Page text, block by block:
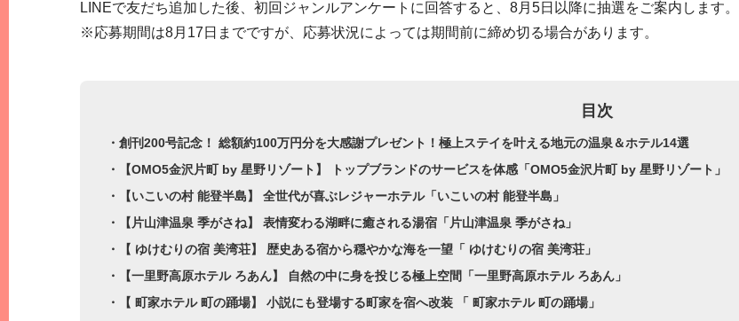
LINEで友だち追加した後、初回ジャンルアンケートに回答すると、8月5日以降に抽選をご案内します。
※応募期間は8月17日までですが、応募状況によっては期間前に締め切る場合があります。
目次
・創刊200号記念！ 総額約100万円分を大感謝プレゼント！極上ステイを叶える地元の温泉＆ホテル14選
・【OMO5金沢片町 by 星野リゾート】 トップブランドのサービスを体感「OMO5金沢片町 by 星野リゾート」
・【いこいの村 能登半島】 全世代が喜ぶレジャーホテル「いこいの村 能登半島」
・【片山津温泉 季がさね】 表情変わる湖畔に癒される湯宿「片山津温泉 季がさね」
・【 ゆけむりの宿 美湾荘】 歴史ある宿から穏やかな海を一望「 ゆけむりの宿 美湾荘」
・【一里野高原ホテル ろあん】 自然の中に身を投じる極上空間「一里野高原ホテル ろあん」
・【 町家ホテル 町の踊場】 小説にも登場する町家を宿へ改装 「 町家ホテル 町の踊場」